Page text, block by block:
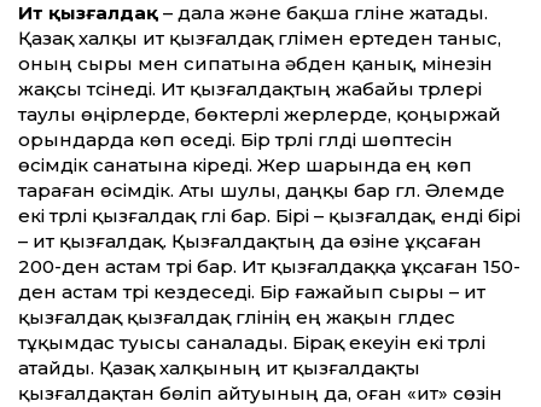
Ит қызғалдақ – дала және бақша гүліне жатады.
Қазақ халқы ит қызғалдақ гүлімен ертеден таныс,
оның сыры мен сипатына әбден қанық, мінезін
жақсы түсінеді. Ит қызғалдақтың жабайы түрлері
таулы өңірлерде, бөктерлі жерлерде, қоңыржай
орындарда көп өседі. Бір түрлі гүлді шөптесін
өсімдік санатына кіреді. Жер шарында ең көп
тараған өсімдік. Аты шулы, даңқы бар гүл. Әлемде
екі түрлі қызғалдақ гүлі бар. Бірі – қызғалдақ, енді бірі
– ит қызғалдақ. Қызғалдақтың да өзіне ұқсаған
200-ден астам түрі бар. Ит қызғалдаққа ұқсаған 150-
ден астам түрі кездеседі. Бір ғажайып сыры – ит
қызғалдақ қызғалдақ гүлінің ең жақын гүлдес
тұқымдас туысы саналады. Бірақ екеуін екі түрлі
атайды. Қазақ халқының ит қызғалдақты
қызғалдақтан бөліп айтуының да, оған «ит» сөзін